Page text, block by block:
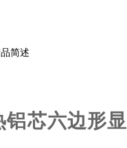
简述
芯六边形